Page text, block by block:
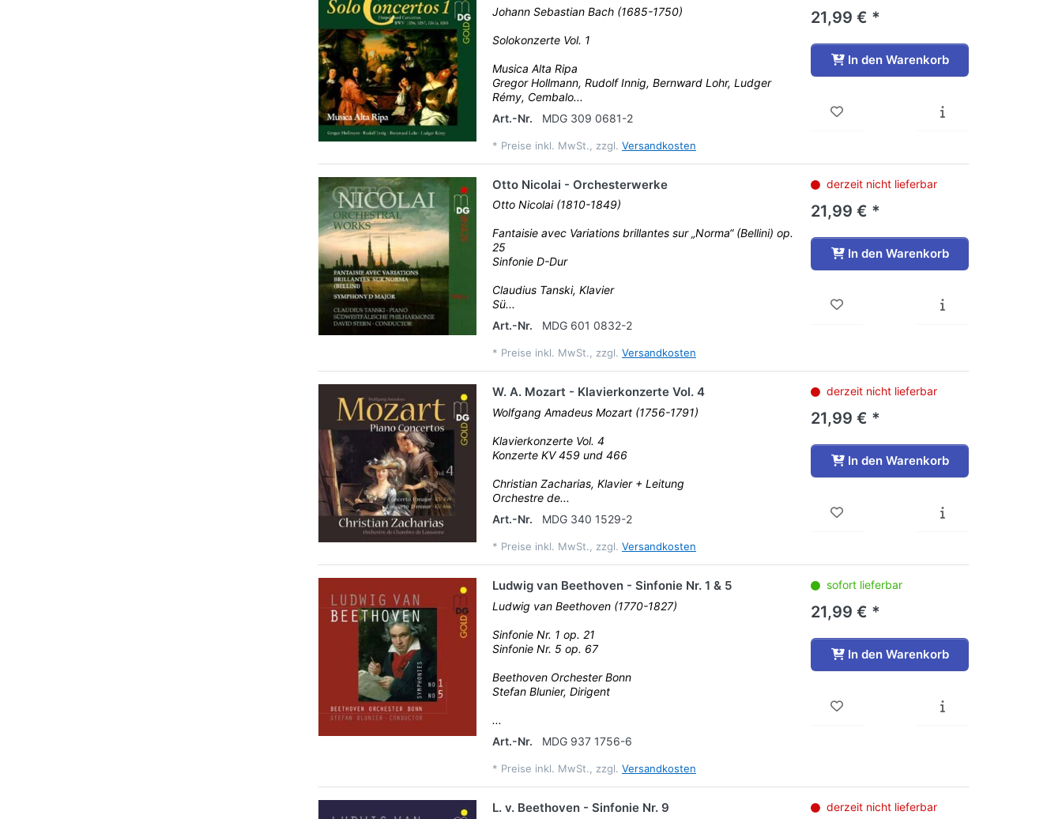
Johann Sebastian Bach (1685-1750)
Solokonzerte Vol. 1
Musica Alta Ripa
Gregor Hollmann, Rudolf Innig, Bernward Lohr, Ludger
Rémy, Cembalo...
Art.-Nr.
MDG 309 0681-2
* Preise inkl. MwSt., zzgl. Versandkosten
21,99 € *
In den Warenkorb
Otto Nicolai - Orchesterwerke
Otto Nicolai (1810-1849)
Fantaisie avec Variations brillantes sur „Norma“ (Bellini) op.
25
Sinfonie D-Dur
Claudius Tanski, Klavier
Sü...
Art.-Nr.
MDG 601 0832-2
* Preise inkl. MwSt., zzgl. Versandkosten
derzeit nicht lieferbar
21,99 € *
In den Warenkorb
W. A. Mozart - Klavierkonzerte Vol. 4
Wolfgang Amadeus Mozart (1756-1791)
Klavierkonzerte Vol. 4
Konzerte KV 459 und 466
Christian Zacharias, Klavier + Leitung
Orchestre de...
Art.-Nr.
MDG 340 1529-2
* Preise inkl. MwSt., zzgl. Versandkosten
derzeit nicht lieferbar
21,99 € *
In den Warenkorb
Ludwig van Beethoven - Sinfonie Nr. 1 & 5
Ludwig van Beethoven (1770-1827)
Sinfonie Nr. 1 op. 21
Sinfonie Nr. 5 op. 67
Beethoven Orchester Bonn
Stefan Blunier, Dirigent
...
Art.-Nr.
MDG 937 1756-6
* Preise inkl. MwSt., zzgl. Versandkosten
sofort lieferbar
21,99 € *
In den Warenkorb
L. v. Beethoven - Sinfonie Nr. 9 derzeit nicht lieferbar